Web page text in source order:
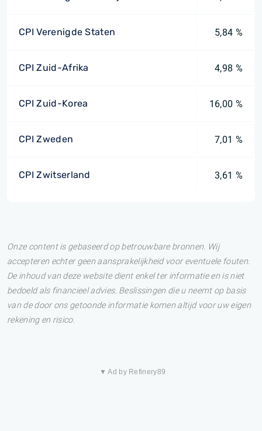
CPI Verenigde Staten 5,84 %
CPI Zuid-Afrika 4,98 %
CPI Zuid-Korea 16,00 %
CPI Zweden 7,01 %
CPI Zwitserland 3,61 %
Onze content is gebaseerd op betrouwbare bronnen. Wij
accepteren echter geen aansprakelijkheid voor eventuele fouten.
De inhoud van deze website dient enkel ter informatie en is niet
bedoeld als financieel advies. Beslissingen die u neemt op basis
van de door ons getoonde informatie komen altijd voor uw eigen
rekening en risico.
▼ Ad by Refinery89